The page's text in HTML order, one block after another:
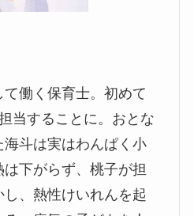
働く保育士。初めて
当することに。おとな
海斗は実はわんぱく小
下がらず、桃子が担
、熱性けいれんを起